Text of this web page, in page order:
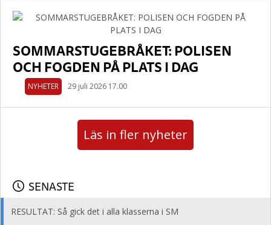
SOMMARSTUGEBRÅKET: POLISEN
OCH FOGDEN PÅ PLATS I DAG
NYHETER 29 juli 2026 17.00
Läs in fler nyheter
SENASTE
RESULTAT: Så gick det i alla klasserna i SM